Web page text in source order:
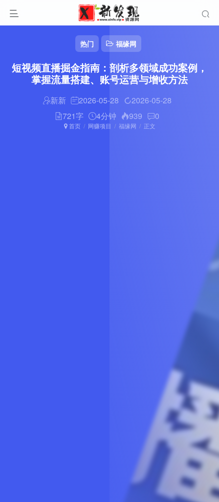
热门 福缘网
短视频直播掘金指南：剖析多领域成功案例，
掌握流量搭建、账号运营与增收方法
新新 2026-05-28
2026-05-28
721字
4分钟 939 0
首页 网赚项目 福缘网 正文